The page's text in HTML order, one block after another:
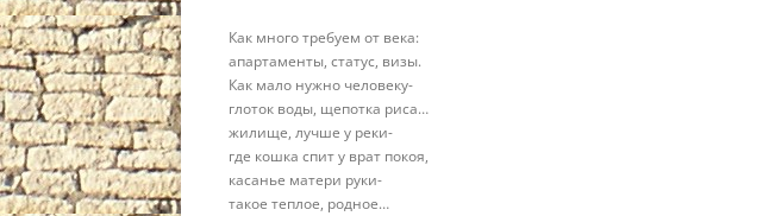
Как много требуем от века:
апартаменты, статус, визы.
Как мало нужно человеку-
глоток воды, щепотка риса…
жилище, лучше у реки-
где кошка спит у врат покоя,
касанье матери руки-
такое теплое, родное…